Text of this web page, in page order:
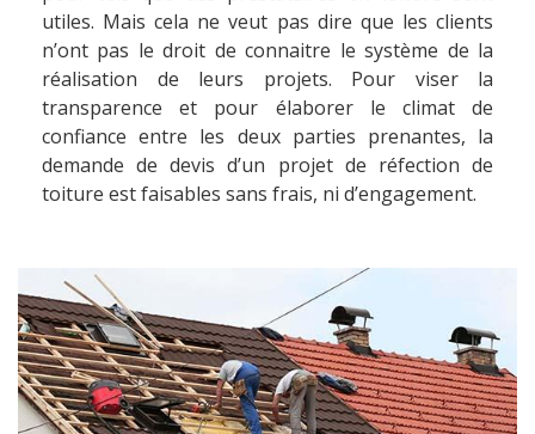
utiles. Mais cela ne veut pas dire que les clients
n’ont pas le droit de connaitre le système de la
réalisation de leurs projets. Pour viser la
transparence et pour élaborer le climat de
confiance entre les deux parties prenantes, la
demande de devis d’un projet de réfection de
toiture est faisables sans frais, ni d’engagement.